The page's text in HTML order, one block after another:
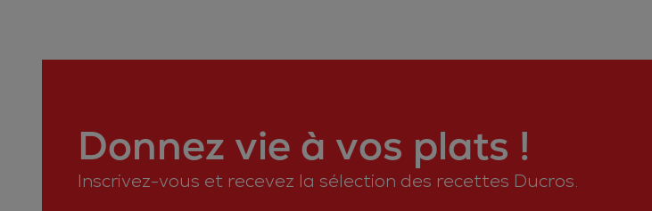
Donnez vie à vos plats !
Inscrivez-vous et recevez la sélection des recettes Ducros.